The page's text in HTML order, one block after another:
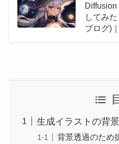
Diffusion
してみ
ブログ)
生成イラストの背
背景透過のため